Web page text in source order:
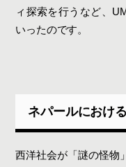
ィ探索を行うなど、
いったのです。
ネパールにおけ
西洋社会が「謎の怪物